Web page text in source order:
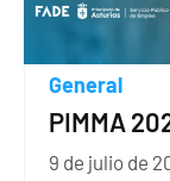
General
PIMMA
9 de julio de